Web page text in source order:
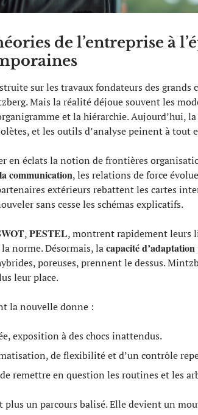
de l’entreprise à
sur les travaux fondateurs des grands
Mais la réalité déjoue souvent les
et la hiérarchie. Aujourd’hui, la
et les outils d’analyse peinent à tout
en éclats la notion de frontières
communication, les relations de force
extérieurs rebattent les cartes
sans cesse les schémas explicatifs.
,PESTEL, montrent rapidement leurs
norme. Désormais, lacapacité d’adaptation
poreuses, prennent le dessus.
leur place.
la nouvelle donne :
exposition à des chocs inattendus.
de flexibilité et d’un contrôle
remettre en question les routines et les
plus un parcours balisé. Elle devient un